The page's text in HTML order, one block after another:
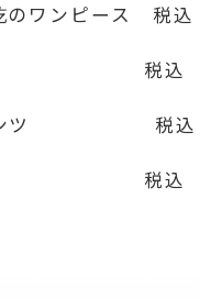
のワンピース 税込
ズ 税込
のパンツ 税込
ズ 税込